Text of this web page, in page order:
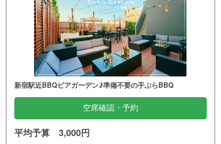
新宿駅近BBQビアガーデン♪準備不要の手ぶらBBQ
空席確認・予約
平均予算 3,000円